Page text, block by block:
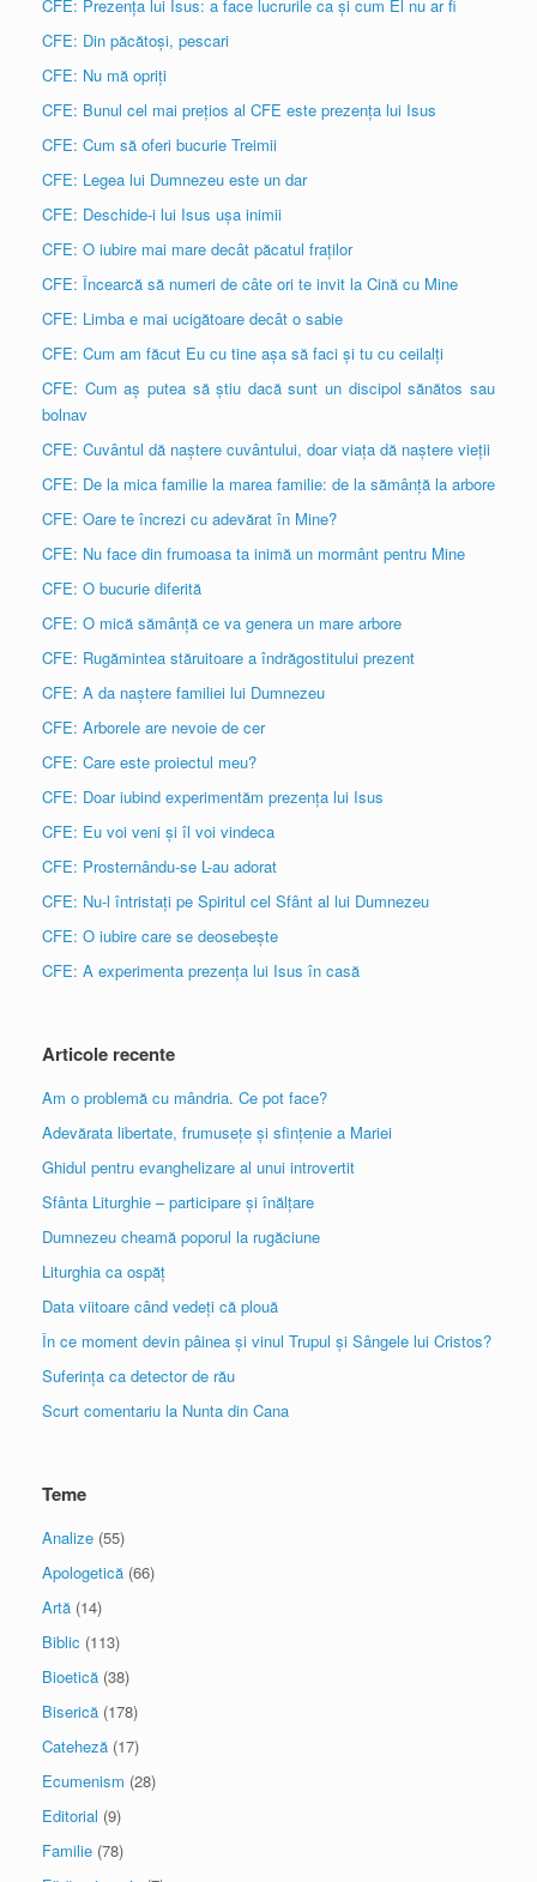
CFE: Prezența lui Isus: a face lucrurile ca și cum El nu ar fi
CFE: Din păcătoși, pescari
CFE: Nu mă opriți
CFE: Bunul cel mai prețios al CFE este prezența lui Isus
CFE: Cum să oferi bucurie Treimii
CFE: Legea lui Dumnezeu este un dar
CFE: Deschide-i lui Isus ușa inimii
CFE: O iubire mai mare decât păcatul fraților
CFE: Încearcă să numeri de câte ori te invit la Cină cu Mine
CFE: Limba e mai ucigătoare decât o sabie
CFE: Cum am făcut Eu cu tine așa să faci și tu cu ceilalți
CFE: Cum aș putea să știu dacă sunt un discipol sănătos sau
bolnav
CFE: Cuvântul dă naștere cuvântului, doar viața dă naștere vieții
CFE: De la mica familie la marea familie: de la sămânță la arbore
CFE: Oare te încrezi cu adevărat în Mine?
CFE: Nu face din frumoasa ta inimă un mormânt pentru Mine
CFE: O bucurie diferită
CFE: O mică sămânță ce va genera un mare arbore
CFE: Rugămintea stăruitoare a îndrăgostitului prezent
CFE: A da naștere familiei lui Dumnezeu
CFE: Arborele are nevoie de cer
CFE: Care este proiectul meu?
CFE: Doar iubind experimentăm prezența lui Isus
CFE: Eu voi veni și îl voi vindeca
CFE: Prosternându-se L-au adorat
CFE: Nu-l întristați pe Spiritul cel Sfânt al lui Dumnezeu
CFE: O iubire care se deosebește
CFE: A experimenta prezența lui Isus în casă
Articole recente
Am o problemă cu mândria. Ce pot face?
Adevărata libertate, frumusețe și sfințenie a Mariei
Ghidul pentru evanghelizare al unui introvertit
Sfânta Liturghie – participare și înălțare
Dumnezeu cheamă poporul la rugăciune
Liturghia ca ospăț
Data viitoare când vedeți că plouă
În ce moment devin pâinea și vinul Trupul și Sângele lui Cristos?
Suferința ca detector de rău
Scurt comentariu la Nunta din Cana
Teme
Analize (55)
Apologetică (66)
Artă (14)
Biblic (113)
Bioetică (38)
Biserică (178)
Cateheză (17)
Ecumenism (28)
Editorial (9)
Familie (78)